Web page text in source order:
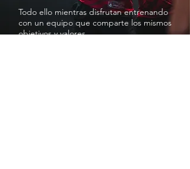
Todo ello mientras disfrutan entrenando
con un equipo que comparte los mismos
objetivos y valores.